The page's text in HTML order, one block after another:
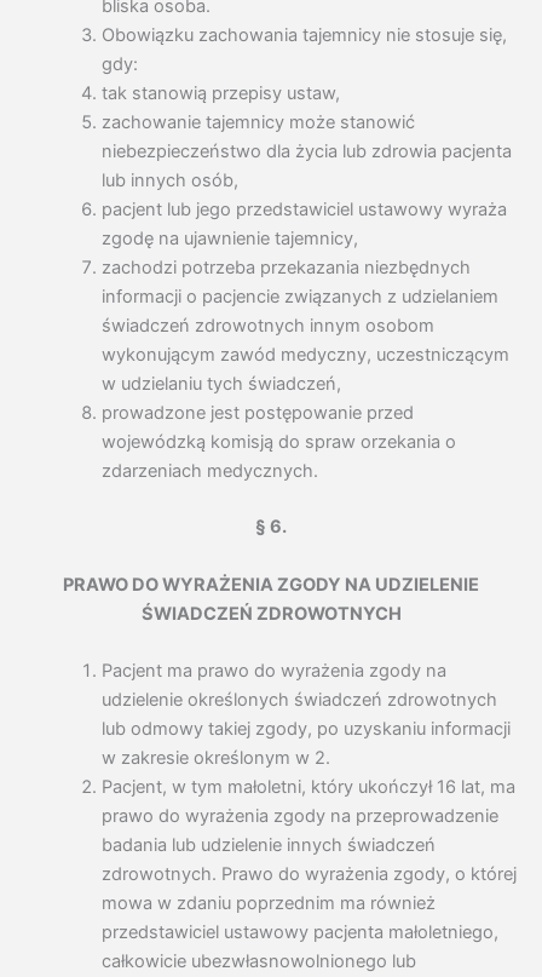
bliska osoba.
Obowiązku zachowania tajemnicy nie stosuje się,
gdy:
tak stanowią przepisy ustaw,
zachowanie tajemnicy może stanowić
niebezpieczeństwo dla życia lub zdrowia pacjenta
lub innych osób,
pacjent lub jego przedstawiciel ustawowy wyraża
zgodę na ujawnienie tajemnicy,
zachodzi potrzeba przekazania niezbędnych
informacji o pacjencie związanych z udzielaniem
świadczeń zdrowotnych innym osobom
wykonującym zawód medyczny, uczestniczącym
w udzielaniu tych świadczeń,
prowadzone jest postępowanie przed
wojewódzką komisją do spraw orzekania o
zdarzeniach medycznych.
§ 6.
PRAWO DO WYRAŻENIA ZGODY NA UDZIELENIE
ŚWIADCZEŃ ZDROWOTNYCH
Pacjent ma prawo do wyrażenia zgody na
udzielenie określonych świadczeń zdrowotnych
lub odmowy takiej zgody, po uzyskaniu informacji
w zakresie określonym w 2.
Pacjent, w tym małoletni, który ukończył 16 lat, ma
prawo do wyrażenia zgody na przeprowadzenie
badania lub udzielenie innych świadczeń
zdrowotnych. Prawo do wyrażenia zgody, o której
mowa w zdaniu poprzednim ma również
przedstawiciel ustawowy pacjenta małoletniego,
całkowicie ubezwłasnowolnionego lub